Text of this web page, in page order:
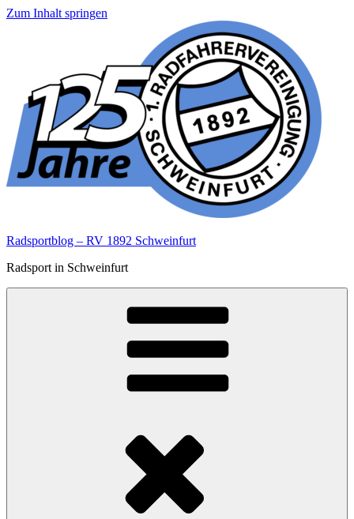
Zum Inhalt springen
Radsportblog – RV 1892 Schweinfurt
Radsport in Schweinfurt